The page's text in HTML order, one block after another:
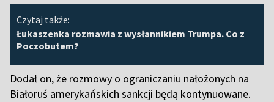
Czytaj także:
Łukaszenka rozmawia z wysłannikiem Trumpa. Co z
Poczobutem?
Dodał on, że rozmowy o ograniczaniu nałożonych na
Białoruś amerykańskich sankcji będą kontynuowane.